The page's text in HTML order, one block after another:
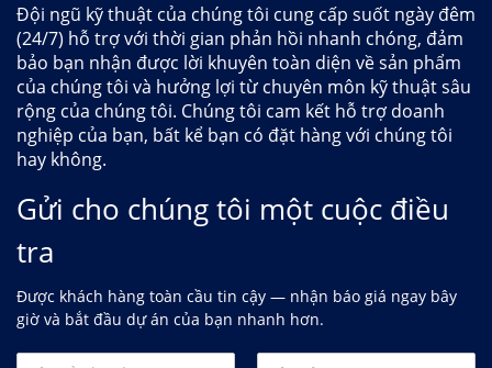
Đội ngũ kỹ thuật của chúng tôi cung cấp suốt ngày đêm
(24/7) hỗ trợ với thời gian phản hồi nhanh chóng, đảm
bảo bạn nhận được lời khuyên toàn diện về sản phẩm
của chúng tôi và hưởng lợi từ chuyên môn kỹ thuật sâu
rộng của chúng tôi. Chúng tôi cam kết hỗ trợ doanh
nghiệp của bạn, bất kể bạn có đặt hàng với chúng tôi
hay không.
Gửi cho chúng tôi một cuộc điều
tra
Được khách hàng toàn cầu tin cậy — nhận báo giá ngay bây
giờ và bắt đầu dự án của bạn nhanh hơn.